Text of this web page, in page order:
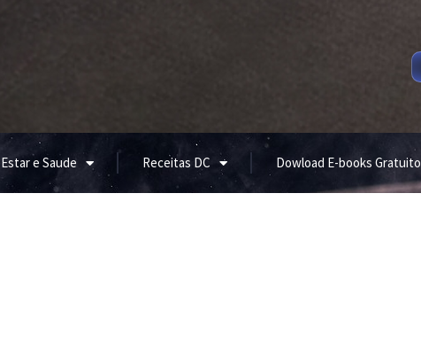
e Saude Receitas DC Dowload E-books Gratuito